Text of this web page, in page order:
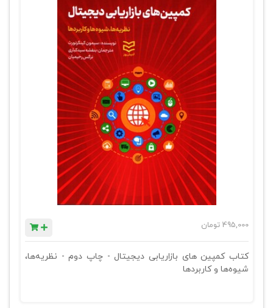
495,000 تومان
کتاب کمپین های بازاریابی دیجیتال - چاپ دوم - نظریه‌ها،
شیوه‌ها و کاربردها